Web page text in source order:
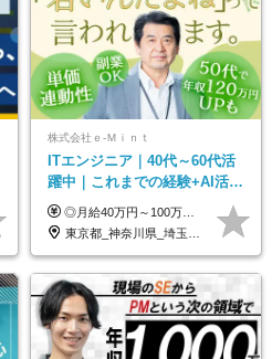
株式会社ｅ‐Ｍｉｎｔ
ITエンジニア｜40代～60代活
躍中｜これまでの経験+AI活用
でスキルアップを支援｜残業
月10h｜副業OK
◎月給40万円～100万円＋インセンティブ＋各種手当 ・年収120万〜300万円UPの実績も！ ・平均年収UP率は1.1～1.3倍 ・案件単価100%公開 × 単価連動の給与制度 ・能力等を考慮の上、決定いたします ※試用期間6ヵ月あり（待遇の変更はありません） ※固定残業代（月20～30時間・3万円～8万円）を含みます 《具体的には...》 ・案件単価65万円⇒年収約500万円 ・案件単価80万円⇒年収約600万円 ・案件単価120万円⇒年収約900万円 ＼ AIで生産性5倍になり給与UP ／ ◇案件単価100%公開 × 単価連動の給与制度 ◇年収120万〜300万UPの実績あり 「単価が上がれば、その分しっかり報われる」 そんなシンプルで納得できる評価制度です。 ⚫️年収300万円アップの実績も 参画する案件の単価を全て公開。 給与は単価に連動しているため納得感持って働くことが可能です。 過去には転職しただけで300万円以上アップした方もいます。 現場でAIを活用して成果を出して単価アップにつながったケースが多数！ ・AIツール利用料金全額負担 ・資格取得補助 ・月給保証制度 ・各種手当
東京都_神奈川県_埼玉県_千葉県_大阪府_愛知県_北海道_青森県_岩手県_宮城県_秋田県_山形県_福島県_茨城県_栃木県_群馬県_新潟県_山梨県_長野県_富山県_石川県_福井県_静岡県_岐阜県_三重県_兵庫県_京都府_滋賀県_奈良県_和歌山県_広島県_岡山県_鳥取県_島根県_山口県_徳島県_香川県_愛媛県_高知県_福岡県_熊本県_佐賀県_長崎県_大分県_宮崎県_鹿児島県_沖縄県